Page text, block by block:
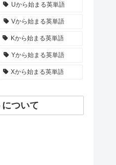
Uから始まる英単語
Vから始まる英単語
Kから始まる英単語
Yから始まる英単語
Xから始まる英単語
ついて